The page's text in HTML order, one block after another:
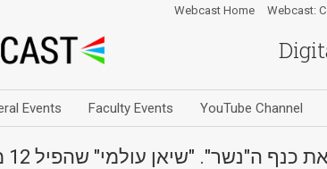
Webcast Home Webcast:
Events Faculty Events YouTube Channel
"שיאן עולמי" שהפיל 12 מטוסי מיג 21, נטש "נשר" מציפור